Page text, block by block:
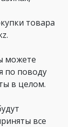
товара
можете
по поводу
в целом.
все